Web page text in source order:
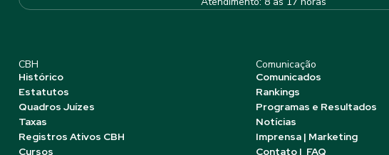
CBH
Histórico
Estatutos
Quadros Juízes
Taxas
Registros Ativos CBH
Cursos
Comunicação
Comunicados
Rankings
Programas e Resultados
Notícias
Imprensa | Marketing
Contato | FAQ